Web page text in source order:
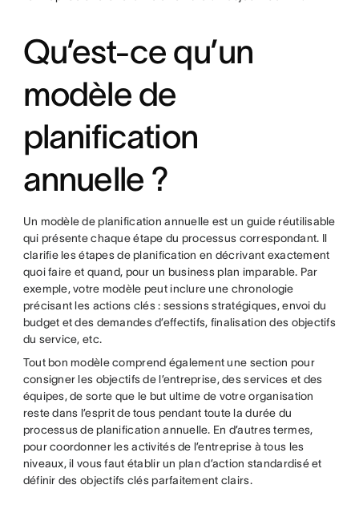
Qu’est-ce qu’un
modèle de
planification
annuelle ?
Un modèle de planification annuelle est un guide réutilisable
qui présente chaque étape du processus correspondant. Il
clarifie les étapes de planification en décrivant exactement
quoi faire et quand, pour un business plan imparable. Par
exemple, votre modèle peut inclure une chronologie
précisant les actions clés : sessions stratégiques, envoi du
budget et des demandes d’effectifs, finalisation des objectifs
du service, etc.
Tout bon modèle comprend également une section pour
consigner les objectifs de l’entreprise, des services et des
équipes, de sorte que le but ultime de votre organisation
reste dans l’esprit de tous pendant toute la durée du
processus de planification annuelle. En d’autres termes,
pour coordonner les activités de l’entreprise à tous les
niveaux, il vous faut établir un plan d’action standardisé et
définir des objectifs clés parfaitement clairs.